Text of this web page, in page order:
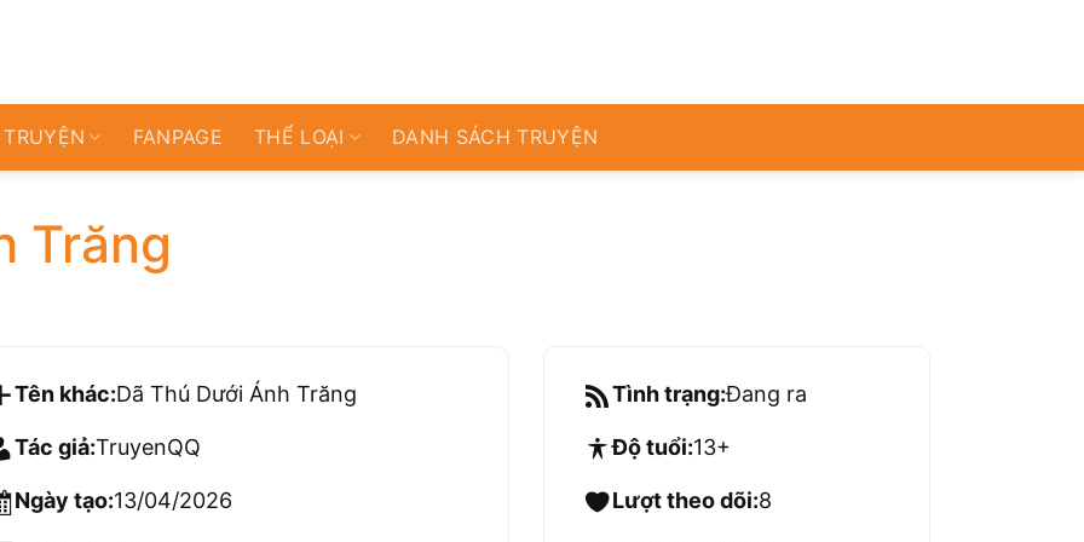
FANPAGE THỂ LOẠI DANH SÁCH TRUYỆN
Trăng
Tên khác:Dã Thú Dưới Ánh Trăng
Tác giả:TruyenQQ
Ngày tạo:13/04/2026
Tình trạng:Đang ra
Độ tuổi:13+
Lượt theo dõi:8